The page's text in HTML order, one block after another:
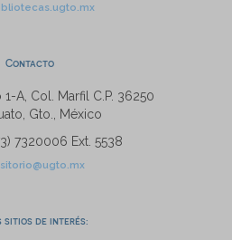
Contacto
1-A, Col. Marfil C.P. 36250
Gto., México
7320006 Ext. 5538
sitios de interés: